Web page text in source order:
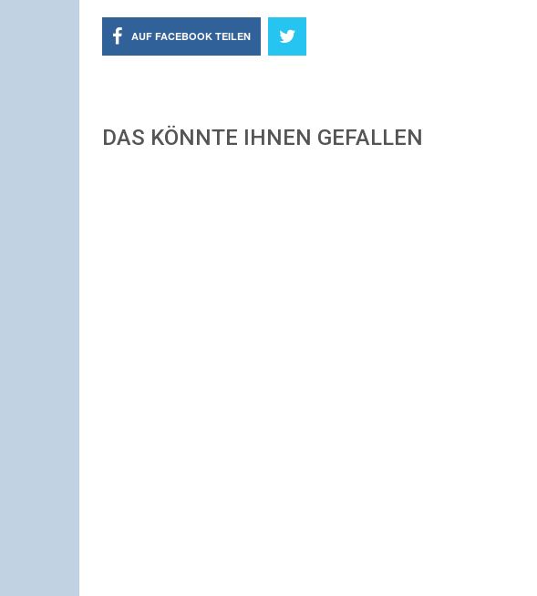
AUF FACEBOOK TEILEN
DAS KÖNNTE IHNEN GEFALLEN